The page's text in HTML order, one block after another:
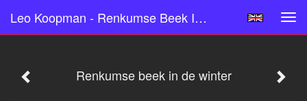
Leo Koopman - Renkumse Beek In De Winter
Renkumse beek in de winter